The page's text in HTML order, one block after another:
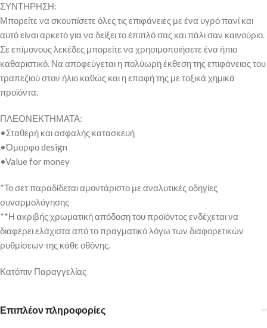
ΣΥΝΤΗΡΗΣΗ:
Μπορείτε να σκουπίσετε όλες τις επιφάνειες με ένα υγρό πανί και
αυτό είναι αρκετό για να δείξει το έπιπλό σας και πάλι σαν καινούριο.
Σε επίμονους λεκέδες μπορείτε να χρησιμοποιήσετε ένα ήπιο
καθαριστικό. Να αποφεύγεται η πολύωρη έκθεση της επιφάνειας του
τραπεζιού στον ήλιο καθώς και η επαφή της με τοξικά χημικά
προϊόντα.
ΠΛΕΟΝΕΚΤΗΜΑΤΑ:
•Σταθερή και ασφαλής κατασκευή
•Όμορφο design
•Value for money
*Το σετ παραδίδεται αμοντάριστο με αναλυτικές οδηγίες
συναρμολόγησης
**Η ακριβής χρωματική απόδοση του προϊόντος ενδέχεται να
διαφέρει ελάχιστα από το πραγματικό λόγω των διαφορετικών
ρυθμίσεων της κάθε οθόνης.
Κατόπιν Παραγγελίας
Επιπλέον πληροφορίες